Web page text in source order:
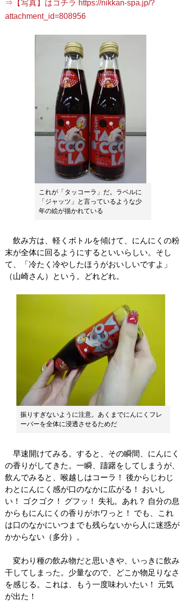
⇒【写真】はコチラ https://nikkan-spa.jp/?
attachment_id=808956
これが「タッコーラ」だ。ラベルに
「ジャッツ」と言っているような少
年の絵が描かれている
飲み方は、軽くボトルを傾けて、にんにくの粉
末が全体に回るようにするといいらしい。そし
て、「冷たく冷やしたほうがおいしいですよ」
（山崎さん）という。どれどれ。
振りすぎないように注意。あくまでにんにくフレ
ーバーを全体に浸透させるためだ
早速開けてみる。すると、その瞬間、にんにく
の香りがしてきた。一瞬、躊躇をしてしまうが、
飲んでみると、喉越しはコーラ！ 後からじわじ
わとにんにく感が口のなかに広がる！ おいし
い！ ゴクゴク！ グフッ！ 失礼。あれ？ 自分の息
からもにんにくの香りがホワっと！ でも、これ
は口のなかにいつまでも残らないから人に迷惑が
かからない（多分）。
変わり種の飲み物だと思いきや、いっきに飲み
干してしまった。少量なので、どこか物足りなさ
を感じる。これは、もう一度味わいたい！ 元気
が出た！